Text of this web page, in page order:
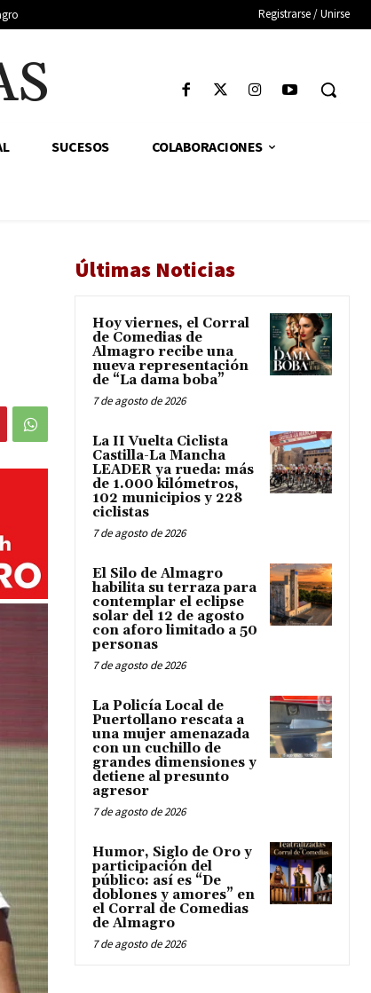
Registrarse / Unirse
SUCESOS COLABORACIONES
Últimas Noticias
Hoy viernes, el Corral
de Comedias de
Almagro recibe una
nueva representación
de “La dama boba”
7 de agosto de 2026
La II Vuelta Ciclista
Castilla-La Mancha
LEADER ya rueda: más
de 1.000 kilómetros,
102 municipios y 228
ciclistas
7 de agosto de 2026
El Silo de Almagro
habilita su terraza para
contemplar el eclipse
solar del 12 de agosto
con aforo limitado a 50
personas
7 de agosto de 2026
La Policía Local de
Puertollano rescata a
una mujer amenazada
con un cuchillo de
grandes dimensiones y
detiene al presunto
agresor
7 de agosto de 2026
Humor, Siglo de Oro y
participación del
público: así es “De
doblones y amores” en
el Corral de Comedias
de Almagro
7 de agosto de 2026